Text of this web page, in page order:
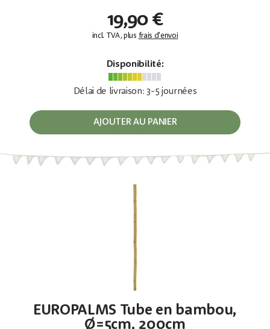
19,90 €
incl. TVA, plus frais d'envoi
Disponibilité:
Délai de livraison: 3-5 journées
AJOUTER AU PANIER
EUROPALMS Tube en bambou,
Ø=5cm, 200cm